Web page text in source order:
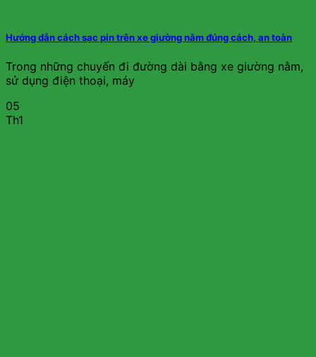
Hướng dẫn cách sạc pin trên xe giường nằm đúng cách, an toàn
Trong những chuyến đi đường dài bằng xe giường nằm,
sử dụng điện thoại, máy
05
Th1